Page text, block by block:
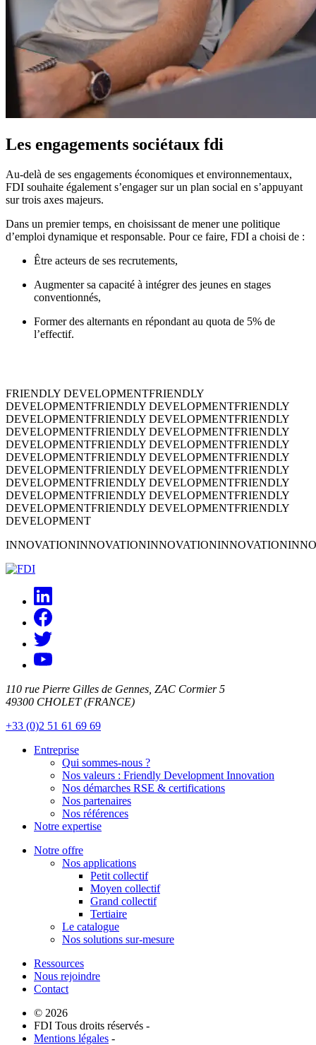
Les engagements sociétaux fdi
Au-delà de ses engagements économiques et environnementaux,
FDI souhaite également s’engager sur un plan social en s’appuyant
sur trois axes majeurs.
Dans un premier temps, en choisissant de mener une politique
d’emploi dynamique et responsable. Pour ce faire, FDI a choisi de :
Être acteurs de ses recrutements,
Augmenter sa capacité à intégrer des jeunes en stages
conventionnés,
Former des alternants en répondant au quota de 5% de
l’effectif.
FRIENDLY DEVELOPMENTFRIENDLY
DEVELOPMENTFRIENDLY DEVELOPMENTFRIENDLY
DEVELOPMENTFRIENDLY DEVELOPMENTFRIENDLY
DEVELOPMENTFRIENDLY DEVELOPMENTFRIENDLY
DEVELOPMENTFRIENDLY DEVELOPMENTFRIENDLY
DEVELOPMENTFRIENDLY DEVELOPMENTFRIENDLY
DEVELOPMENTFRIENDLY DEVELOPMENTFRIENDLY
DEVELOPMENTFRIENDLY DEVELOPMENTFRIENDLY
DEVELOPMENTFRIENDLY DEVELOPMENTFRIENDLY
DEVELOPMENTFRIENDLY DEVELOPMENTFRIENDLY
DEVELOPMENT
INNOVATIONINNOVATIONINNOVATIONINNOVATION
110 rue Pierre Gilles de Gennes, ZAC Cormier 5
49300 CHOLET (FRANCE)
+33 (0)2 51 61 69 69
Entreprise
Qui sommes-nous ?
Nos valeurs : Friendly Development Innovation
Nos démarches RSE & certifications
Nos partenaires
Nos références
Notre expertise
Notre offre
Nos applications
Petit collectif
Moyen collectif
Grand collectif
Tertiaire
Le catalogue
Nos solutions sur-mesure
Ressources
Nous rejoindre
Contact
© 2026
FDI Tous droits réservés -
Mentions légales -